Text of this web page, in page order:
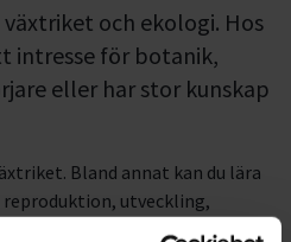
och ekologi. Hos
intresse för botanik,
eller har stor kunskap
Bland annat kan du lära
utveckling,